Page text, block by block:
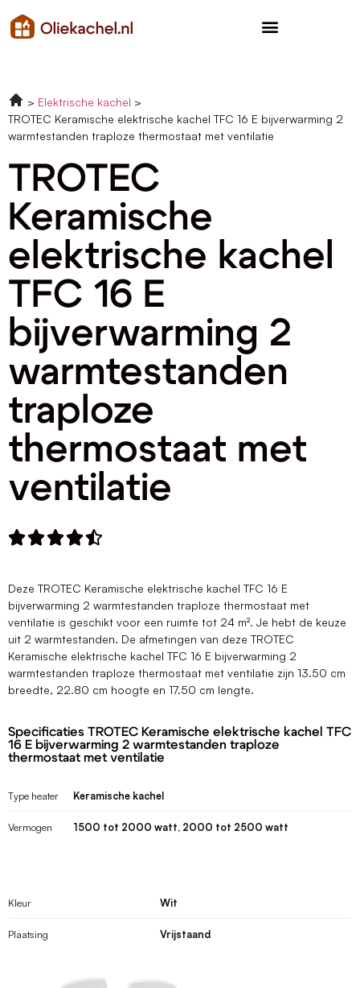
Elektrische kachel
TROTEC Keramische elektrische kachel TFC 16 E bijverwarming 2
warmtestanden traploze thermostaat met ventilatie
TROTEC
Keramische
elektrische kachel
TFC 16 E
bijverwarming 2
warmtestanden
traploze
thermostaat met
ventilatie

Deze TROTEC Keramische elektrische kachel TFC 16 E
bijverwarming 2 warmtestanden traploze thermostaat met
ventilatie is geschikt voor een ruimte tot 24 m². Je hebt de keuze
uit 2 warmtestanden. De afmetingen van deze TROTEC
Keramische elektrische kachel TFC 16 E bijverwarming 2
warmtestanden traploze thermostaat met ventilatie zijn 13.50 cm
breedte, 22.80 cm hoogte en 17.50 cm lengte.
Specificaties TROTEC Keramische elektrische kachel TFC
16 E bijverwarming 2 warmtestanden traploze
thermostaat met ventilatie
Type heater Keramische kachel
Vermogen 1500 tot 2000 watt, 2000 tot 2500 watt
Kleur Wit
Plaatsing Vrijstaand